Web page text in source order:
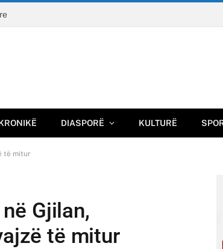
DIASPORË KULTURË
të mitur
Gjilan,
të mitur